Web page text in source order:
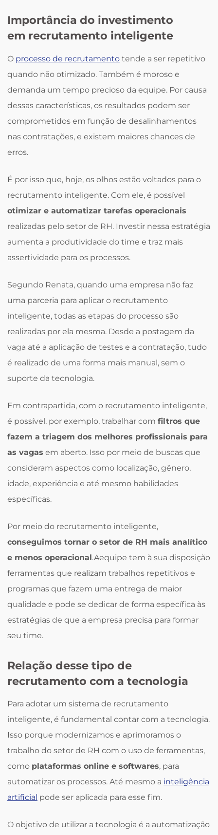
Importância do investimento
em recrutamento inteligente
O processo de recrutamento tende a ser repetitivo
quando não otimizado. Também é moroso e
demanda um tempo precioso da equipe. Por causa
dessas características, os resultados podem ser
comprometidos em função de desalinhamentos
nas contratações, e existem maiores chances de
erros.
É por isso que, hoje, os olhos estão voltados para o
recrutamento inteligente. Com ele, é possível
otimizar e automatizar tarefas operacionais
realizadas pelo setor de RH. Investir nessa estratégia
aumenta a produtividade do time e traz mais
assertividade para os processos.
Segundo Renata, quando uma empresa não faz
uma parceria para aplicar o recrutamento
inteligente, todas as etapas do processo são
realizadas por ela mesma. Desde a postagem da
vaga até a aplicação de testes e a contratação, tudo
é realizado de uma forma mais manual, sem o
suporte da tecnologia.
Em contrapartida, com o recrutamento inteligente,
é possível, por exemplo, trabalhar com filtros que
fazem a triagem dos melhores profissionais para
as vagas em aberto. Isso por meio de buscas que
consideram aspectos como localização, gênero,
idade, experiência e até mesmo habilidades
específicas.
Por meio do recrutamento inteligente,
conseguimos tornar o setor de RH mais analítico
e menos operacional.Aequipe tem à sua disposição
ferramentas que realizam trabalhos repetitivos e
programas que fazem uma entrega de maior
qualidade e pode se dedicar de forma específica às
estratégias de que a empresa precisa para formar
seu time.
Relação desse tipo de
recrutamento com a tecnologia
Para adotar um sistema de recrutamento
inteligente, é fundamental contar com a tecnologia.
Isso porque modernizamos e aprimoramos o
trabalho do setor de RH com o uso de ferramentas,
como plataformas online e softwares, para
automatizar os processos. Até mesmo a inteligência
artificial pode ser aplicada para esse fim.
O objetivo de utilizar a tecnologia é a automatização